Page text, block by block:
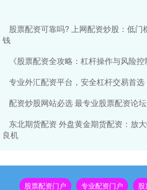
股票配资可靠吗? 上网配资炒股：低门
钱
《股票配资全攻略：杠杆操作与风险控
专业外汇配资平台，安全杠杆交易首选
配资炒股网站必选 最专业股票配资论
东北期货配资 外盘黄金期货配资：放
良机
股票配资门户 专业配资门户